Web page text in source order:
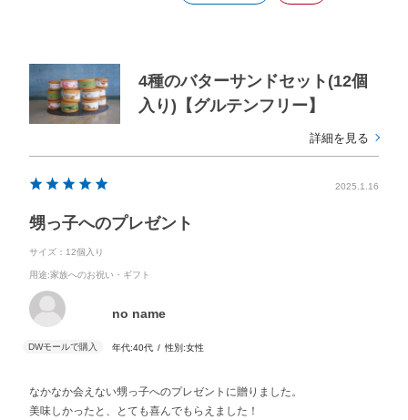
4種のバターサンドセット(12個
入り)【グルテンフリー】
詳細を見る
2025.1.16
甥っ子へのプレゼント
サイズ：12個入り
用途:家族へのお祝い・ギフト
no name
年代:40代 性別:女性
なかなか会えない甥っ子へのプレゼントに贈りました。
美味しかったと、とても喜んでもらえました！